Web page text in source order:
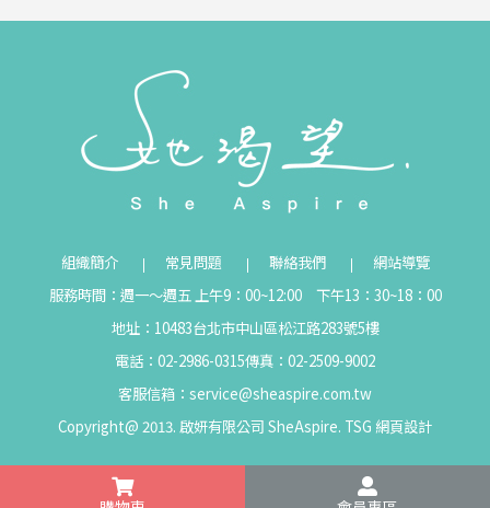
組織簡介 常見問題 聯絡我們
網站導覽
服務時間：週一～週五 上午9：00~12:00 下午13：30~18：00
地址：10483台北市中山區松江路283號5樓
電話：02-2986-0315傳真：02-2509-9002
客服信箱： service@sheaspire.com.tw
Copyright@ 2013. 啟妍有限公司 SheAspire. TSG 網頁設計